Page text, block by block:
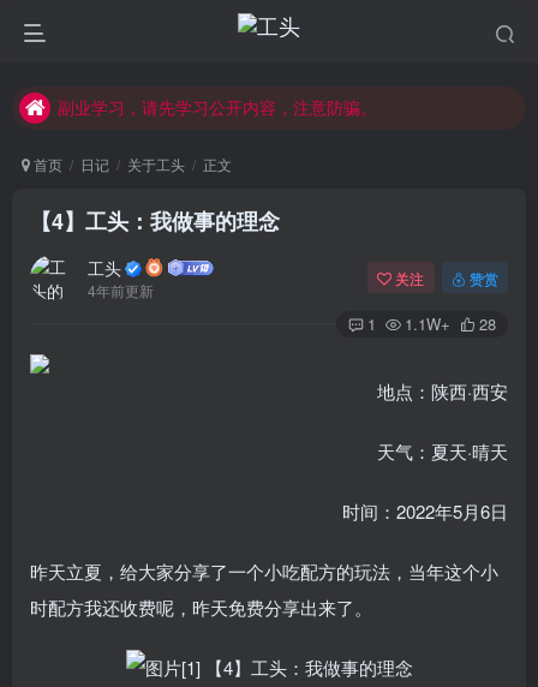
每天学习30分钟，提升互联网认知！
副业学习，请先学习公开内容，注意防骗。
首页 日记 关于工头 正文
【4】工头：我做事的理念
工头
4年前更新
关注 赞赏
1 1.1W+ 28
地点：陕西·西安
天气：夏天·晴天
时间：2022年5月6日
昨天立夏，给大家分享了一个小吃配方的玩法，当年这个小
时配方我还收费呢，昨天免费分享出来了。